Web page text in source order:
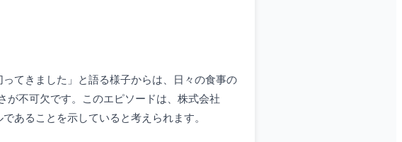
てきました」と語る様子からは、日々の食事の
が不可欠です。このエピソードは、株式会社
あることを示していると考えられます。